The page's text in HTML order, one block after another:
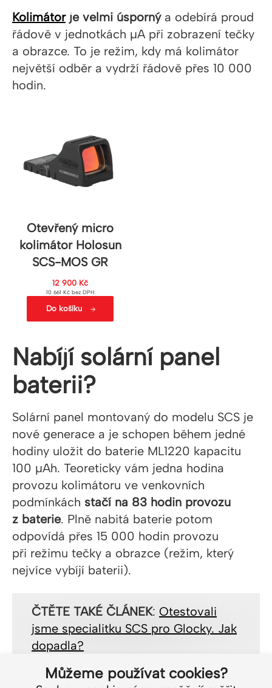
Můžeme používat cookies?
Kolimátorje velmi úspornýa odebírá proud
řádově v jednotkách µA při zobrazení tečky
a obrazce. To je režim, kdy má kolimátor
největší odběr a vydrží řádově přes 10 000
hodin.
Otevřený micro
kolimátor Holosun
SCS-MOS GR
12 900 Kč
10 661Kč bez DPH
Do košíku
Nabíjí solární panel
baterii?
Solární panel montovaný do modelu SCS je
nové generace a je schopen během jedné
hodiny uložit do baterie ML1220 kapacitu
100 µAh. Teoreticky vám jedna hodina
provozu kolimátoru ve venkovních
podmínkách stačí na 83 hodin provozu
z baterie. Plně nabitá baterie potom
odpovídá přes 15 000 hodin provozu
při režimu tečky a obrazce (režim, který
nejvíce vybíjí baterii).
ČTĚTE TAKÉ ČLÁNEK: Otestovali
jsme specialitku SCS pro Glocky. Jak
dopadla?